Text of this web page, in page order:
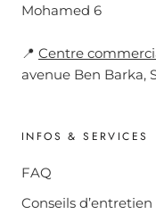
Mohamed 6
📍 Centre
avenue Ben Barka,
INFOS & SERVICES
FAQ
Conseils d’entretien